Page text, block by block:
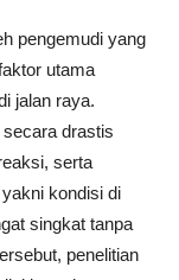
pengemudi yang
utama
jalan raya.
drastis
serta
kondisi di
singkat tanpa
penelitian